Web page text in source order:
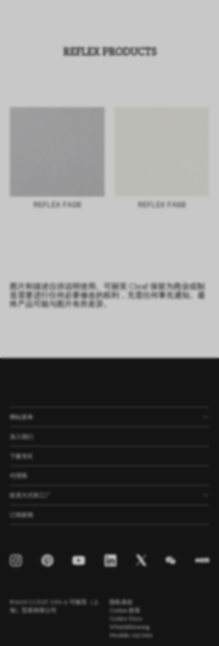
REFLEX PRODUCTS
REFLEX FA08 REFLEX FA68
图片和描述仅供说明使用。可丽芙 Cleaf 保留为商业或制
造需要进行任何必要修改的权利，无需任何事先通知。最
终产品可能与图片有所差异。
网站菜单
产品
公司
资讯
案例
加入我们
下载专区
代理商
联系方式和工厂
订阅新闻
©2026 CLEAF S.P.A. & 可丽芙（上
海）贸易有限公司
隐私条款
Cookie 政策
Codice Etico
Whistleblowing
Modello 231/2001